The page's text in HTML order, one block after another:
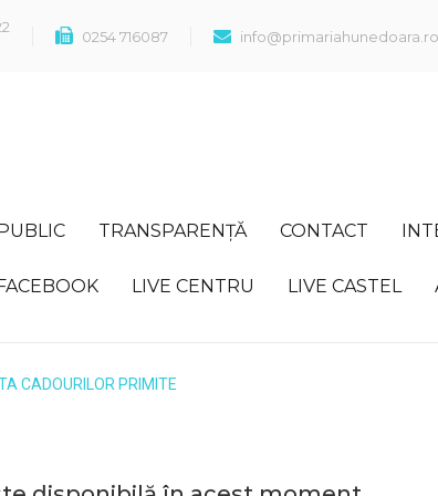
0254 716087 info@primariahunedoara.ro
TRANSPARENȚĂ CONTACT
LIVE CENTRU LIVE CASTEL
CADOURILOR PRIMITE